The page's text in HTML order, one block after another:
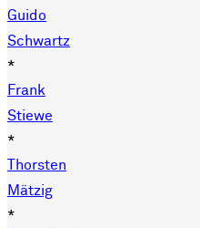
Guido
Schwartz
*
Frank
Stiewe
*
Thorsten
Mätzig
*